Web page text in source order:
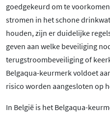
goedgekeurd om te
stromen in het schone
houden, zijn er duidelijke
geven aan welke beveiliging
terugstroombeveiliging of
Belgaqua-keurmerk voldoet
risico worden aangesloten op
In België is het Belgaqua-